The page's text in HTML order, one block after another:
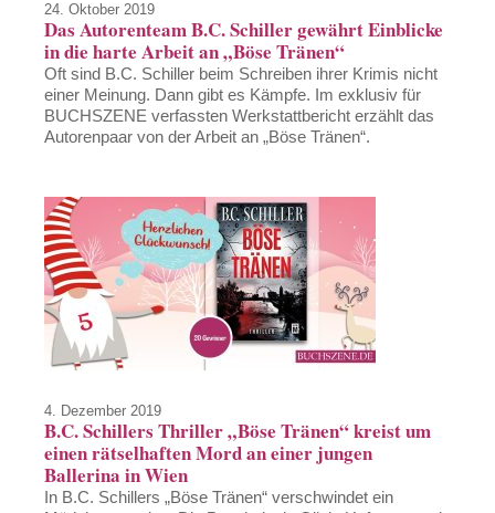
24. Oktober 2019
Das Autorenteam B.C. Schiller gewährt Einblicke
in die harte Arbeit an „Böse Tränen“
Oft sind B.C. Schiller beim Schreiben ihrer Krimis nicht
einer Meinung. Dann gibt es Kämpfe. Im exklusiv für
BUCHSZENE verfassten Werkstattbericht erzählt das
Autorenpaar von der Arbeit an „Böse Tränen“.
4. Dezember 2019
B.C. Schillers Thriller „Böse Tränen“ kreist um
einen rätselhaften Mord an einer jungen
Ballerina in Wien
In B.C. Schillers „Böse Tränen“ verschwindet ein